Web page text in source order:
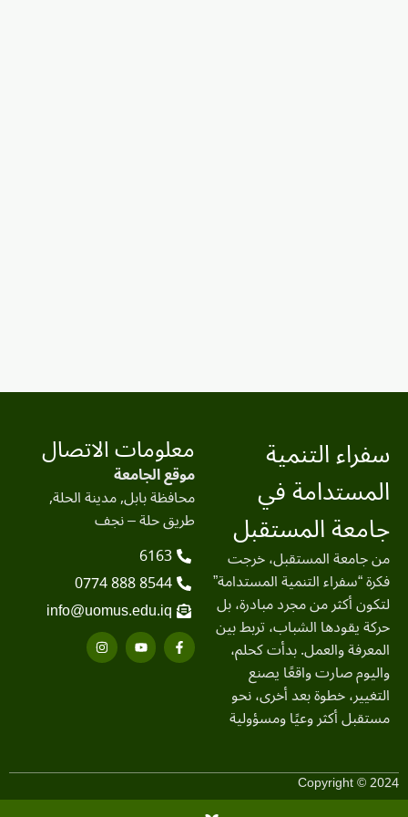
معلومات الاتصال
موقع الجامعة
محافظة بابل, مدينة الحلة,
طريق حلة – نجف
6163
8544 888 0774
info@uomus.edu.iq
سفراء التنمية
المستدامة في
جامعة المستقبل
من جامعة المستقبل، خرجت
فكرة “سفراء التنمية المستدامة”
لتكون أكثر من مجرد مبادرة، بل
حركة يقودها الشباب، تربط بين
المعرفة والعمل. بدأت كحلم،
واليوم صارت واقعًا يصنع
التغيير، خطوة بعد أخرى، نحو
مستقبل أكثر وعيًا ومسؤولية
Copyright © 2024